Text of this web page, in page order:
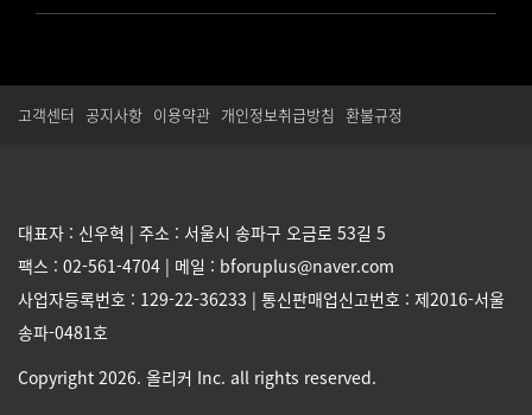
고객센터 공지사항 이용약관 개인정보취급방침 환불규정
대표자 : 신우혁 | 주소 : 서울시 송파구 오금로 53길 5
팩스 : 02-561-4704 | 메일 : bforuplus@naver.com
사업자등록번호 : 129-22-36233 | 통신판매업신고번호 : 제2016-서울
송파-0481호
Copyright 2026. 올리커 Inc. all rights reserved.